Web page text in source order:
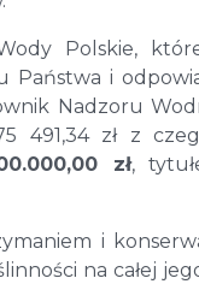
Polskie,
Państwa i
Nadzoru
491,34 zł z
zł,
i
na całej